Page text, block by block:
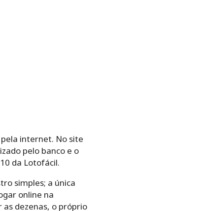
internet. No site
pelo banco e o
da Lotofácil.
simples; a única
online na
dezenas, o próprio